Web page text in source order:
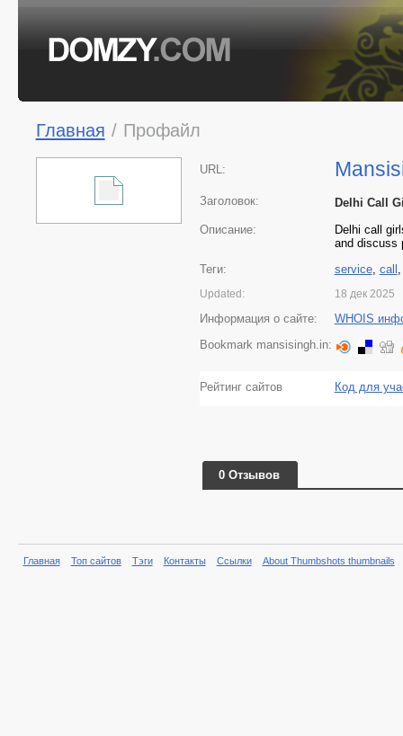
Главная / Профайл
URL:
Заголовок:
Delhi Call
Описание:
Delhi call
and discuss
Теги:
service, call
Updated: 18 дек 2025
Информация о сайте:
WHOIS
Bookmark mansisingh.in:
Рейтинг сайтов Код для
0 Отзывов
Главная Топ сайтов Тэги Контакты Ссылки About Thumbshots thumbnails